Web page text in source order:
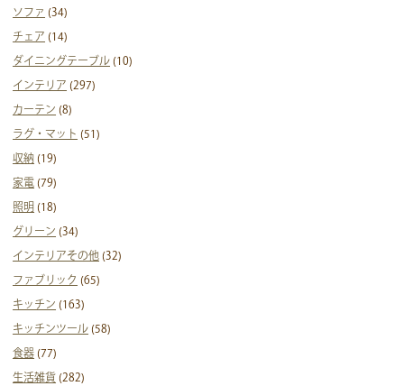
ソファ (34)
チェア (14)
ダイニングテーブル (10)
インテリア (297)
カーテン (8)
ラグ・マット (51)
収納 (19)
家電 (79)
照明 (18)
グリーン (34)
インテリアその他 (32)
ファブリック (65)
キッチン (163)
キッチンツール (58)
食器 (77)
生活雑貨 (282)